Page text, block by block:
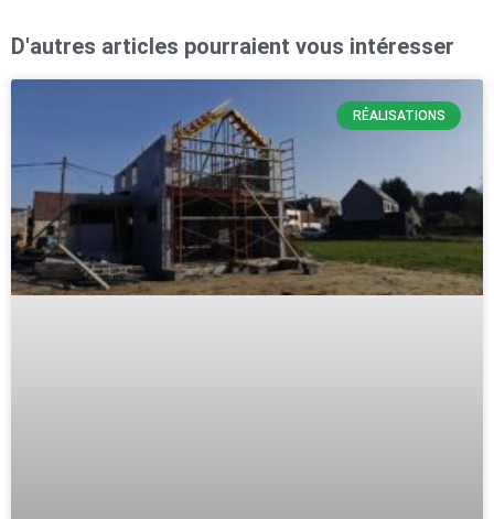
D'autres articles pourraient vous intéresser
RÉALISATIONS